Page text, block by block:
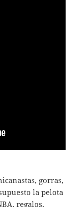
gorras,
la pelota
regalos,